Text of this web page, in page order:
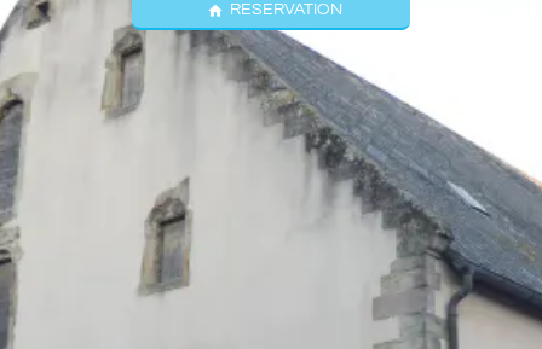
home RESERVATION